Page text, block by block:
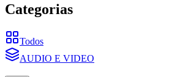
Categorias
Todos
AUDIO E VIDEO